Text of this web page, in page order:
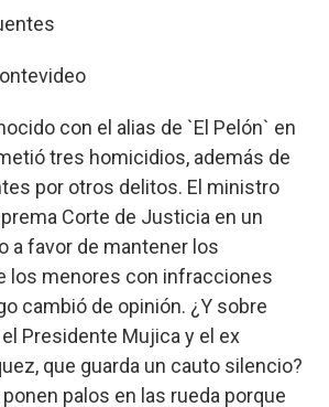
con el alias de `El Pelón` en
tres homicidios, además de
por otros delitos. El ministro
Corte de Justicia en un
a favor de mantener los
los menores con infracciones
cambió de opinión. ¿Y sobre
Presidente Mujica y el ex
que guarda un cauto silencio?
palos en las rueda porque